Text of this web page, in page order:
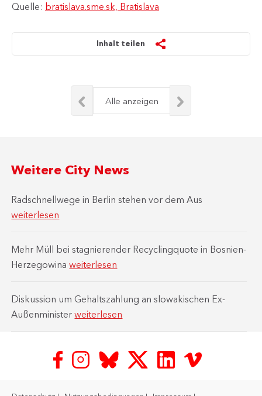
Quelle: bratislava.sme.sk, Bratislava
Inhalt teilen
Alle anzeigen
Weitere City News
Radschnellwege in Berlin stehen vor dem Aus
weiterlesen
Mehr Müll bei stagnierender Recyclingquote in Bosnien-
Herzegowinaweiterlesen
Diskussion um Gehaltszahlung an slowakischen Ex-
Außenministerweiterlesen